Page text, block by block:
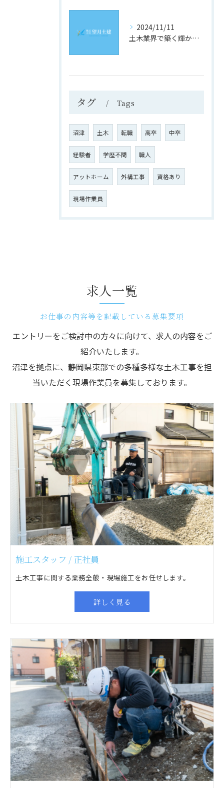
2024/11/11
土木業界で築く輝かしい未来
タグ Tags
沼津 土木 転職 高卒 中卒
経験者 学歴不問 職人
アットホーム 外構工事 資格あり
現場作業員
求人一覧
お仕事の内容等を記載している募集要項
エントリーをご検討中の方々に向けて、求人の内容をご
紹介いたします。
沼津を拠点に、静岡県東部での多種多様な土木工事を担
当いただく現場作業員を募集しております。
施工スタッフ / 正社員
土木工事に関する業務全般・現場施工をお任せします。
詳しく見る